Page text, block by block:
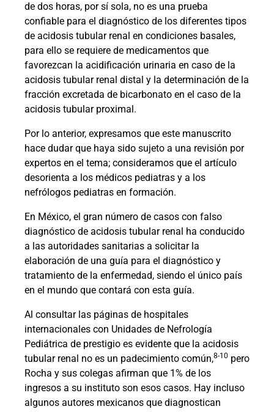
de dos horas, por sí sola, no es una prueba
confiable para el diagnóstico de los diferentes tipos
de acidosis tubular renal en condiciones basales,
para ello se requiere de medicamentos que
favorezcan la acidificación urinaria en caso de la
acidosis tubular renal distal y la determinación de la
fracción excretada de bicarbonato en el caso de la
acidosis tubular proximal.
Por lo anterior, expresamos que este manuscrito
hace dudar que haya sido sujeto a una revisión por
expertos en el tema; consideramos que el artículo
desorienta a los médicos pediatras y a los
nefrólogos pediatras en formación.
En México, el gran número de casos con falso
diagnóstico de acidosis tubular renal ha conducido
a las autoridades sanitarias a solicitar la
elaboración de una guía para el diagnóstico y
tratamiento de la enfermedad, siendo el único país
en el mundo que contará con esta guía.
Al consultar las páginas de hospitales
internacionales con Unidades de Nefrología
Pediátrica de prestigio es evidente que la acidosis
tubular renal no es un padecimiento común,8-10 pero
Rocha y sus colegas afirman que 1% de los
ingresos a su instituto son esos casos. Hay incluso
algunos autores mexicanos que diagnostican